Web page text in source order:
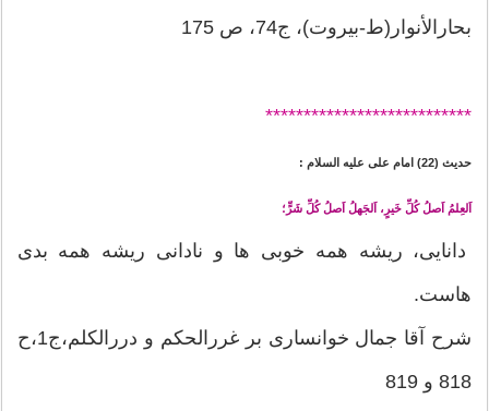
بحارالأنوار(ط-بیروت)، ج74، ص 175
********************
*******
حدیث (22) امام على عليه‏ السلام :
اَلعِلمُ اَصلُ كُلِّ خَيرٍ، اَلجَهلُ اَصلُ كُلِّ شَرٍّ؛
دانايى، ريشه همه خوبى ‏ها و نادانى ريشه همه بدى‏
هاست.
شرح آقا جمال خوانساری بر غررالحكم و دررالکلم،ج1،ح
818 و 819